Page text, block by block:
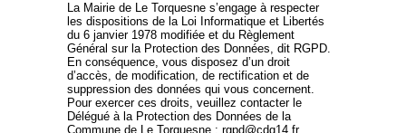
La Mairie de Le Torquesne s’engage à respecter
les dispositions de la Loi Informatique et Libertés
du 6 janvier 1978 modifiée et du Règlement
Général sur la Protection des Données, dit RGPD.
En conséquence, vous disposez d’un droit
d’accès, de modification, de rectification et de
suppression des données qui vous concernent.
Pour exercer ces droits, veuillez contacter le
Délégué à la Protection des Données de la
Commune de Le Torquesne : rgpd@cdg14.fr